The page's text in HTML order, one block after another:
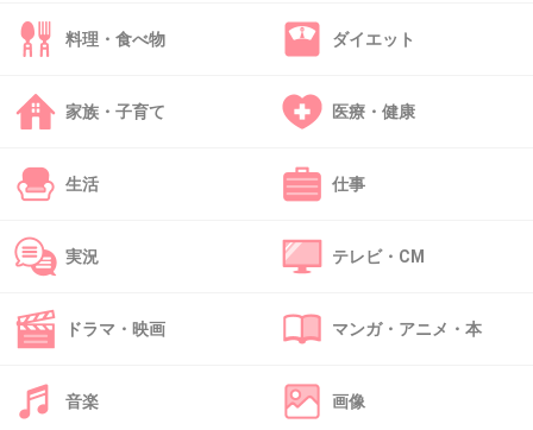
もうほんとに今の日本はどうなってんの…
40. 匿名 2013/09/03(火) 19:12:38
って今頃何を思ってるんだろ？シレっとリアル
かな？
ホント通り魔事件てたまに狂言する女がたまに
料理・食べ物 ダイエット
家族・子育て 医療・健康
生活 仕事
実況 テレビ・CM
ドラマ・映画 マンガ・アニメ・本
音楽 画像